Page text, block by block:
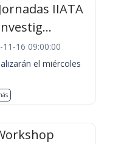
IIATA
11-16 09:00:00
el miércoles